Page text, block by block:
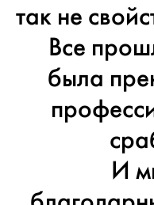
так не
Все
была
И